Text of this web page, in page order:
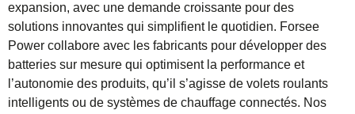
expansion, avec une demande croissante pour des
solutions innovantes qui simplifient le quotidien. Forsee
Power collabore avec les fabricants pour développer des
batteries sur mesure qui optimisent la performance et
l’autonomie des produits, qu’il s’agisse de volets roulants
intelligents ou de systèmes de chauffage connectés. Nos